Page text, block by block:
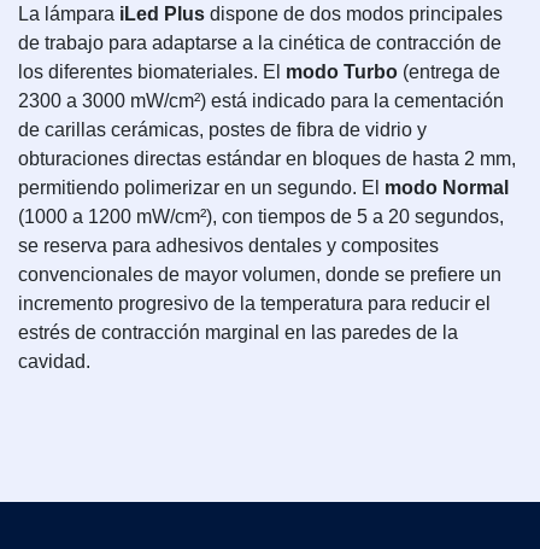
La lámpara iLed Plus dispone de dos modos principales
de trabajo para adaptarse a la cinética de contracción de
los diferentes biomateriales. El modo Turbo (entrega de
2300 a 3000 mW/cm²) está indicado para la cementación
de carillas cerámicas, postes de fibra de vidrio y
obturaciones directas estándar en bloques de hasta 2 mm,
permitiendo polimerizar en un segundo. El modo Normal
(1000 a 1200 mW/cm²), con tiempos de 5 a 20 segundos,
se reserva para adhesivos dentales y composites
convencionales de mayor volumen, donde se prefiere un
incremento progresivo de la temperatura para reducir el
estrés de contracción marginal en las paredes de la
cavidad.